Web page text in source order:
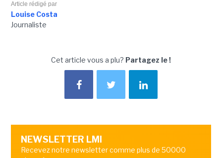
Article rédigé par
Louise Costa
Journaliste
Cet article vous a plu? Partagez le !
NEWSLETTER LMI
Recevez notre newsletter comme plus de 50000